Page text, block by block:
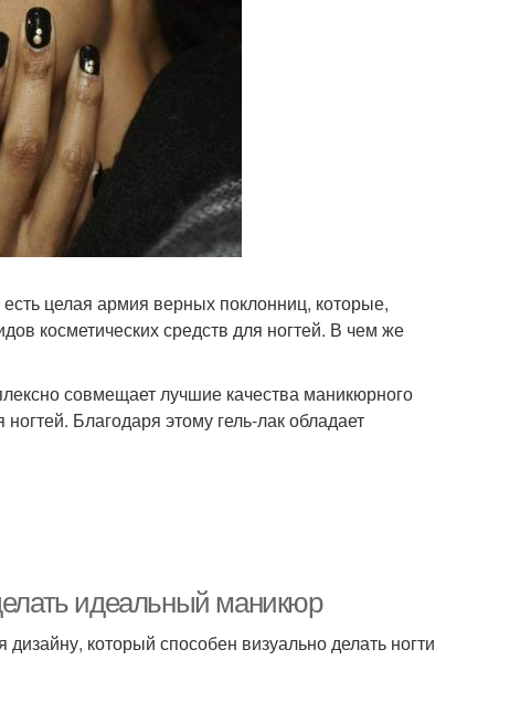
Рисунки на ногтях
Цветы на короткие
ногти
целая армия верных поклонниц, которые,
косметических средств для ногтей. В чем же
совмещает лучшие качества маникюрного
Благодаря этому гель-лак обладает
идеальный маникюр
который способен визуально делать ногти